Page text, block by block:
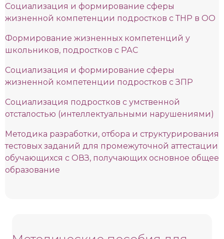
Социализация и формирование сферы
жизненной компетенции подростков с ТНР в ОО
Формирование жизненных компетенций у
школьников, подростков с РАС
Социализация и формирование сферы
жизненной компетенции подростков с ЗПР
Социализация подростков с умственной
отсталостью (интеллектуальными нарушениями)
Методика разработки, отбора и структурирования
тестовых заданий для промежуточной аттестации
обучающихся с ОВЗ, получающих основное общее
образование